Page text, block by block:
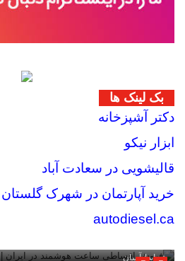
بک لینک ها
دکتر آشپزخانه
ابزار نیکو
قالیشویی در سعادت آباد
خرید آپارتمان در شهرک گلستان
autodiesel.ca
شرایط آسان